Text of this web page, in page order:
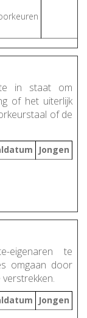
in staat om
of het uiterlijk
of de
Jongen
eigenaren te
omgaan door
Jongen